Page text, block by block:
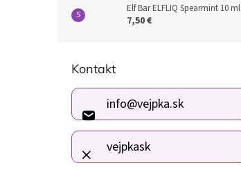
Elf Bar ELFLIQ Spearmint 10 ml
7,50 €
Kontakt
info@vejpka.sk
vejpkask